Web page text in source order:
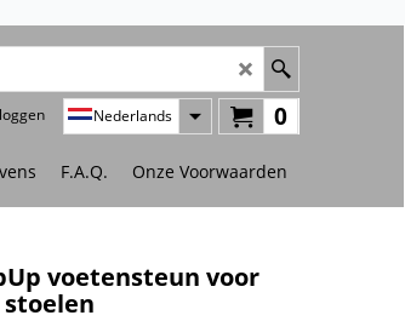
0
Nederlands
F.A.Q. Onze Voorwaarden
voetensteun voor
stoelen